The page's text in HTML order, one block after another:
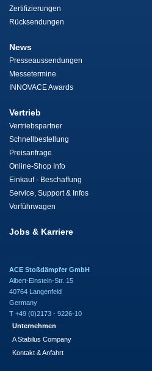
Zertifizierungen
Rücksendungen
News
Presseaussendungen
Messetermine
INNOVACE Awards
Vertrieb
Vertriebspartner
Schnellbestellung
Preisanfrage
Online-Shop Info
Einkauf - Beschaffung
Service, Support & Infos
Vorführwagen
Jobs & Karriere
ACE Stoßdämpfer GmbH
Albert-Einstein-Str. 15
40764 Langenfeld
Germany
T +49 (0)2173 - 9226-10
Unternehmen
A Stabilus Company
Kontakt & Anfahrt